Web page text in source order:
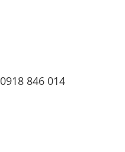
0918 846 014